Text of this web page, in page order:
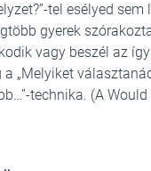
tel esélyed sem
gyerek
vagy beszél az
„Melyiket
technika. (A